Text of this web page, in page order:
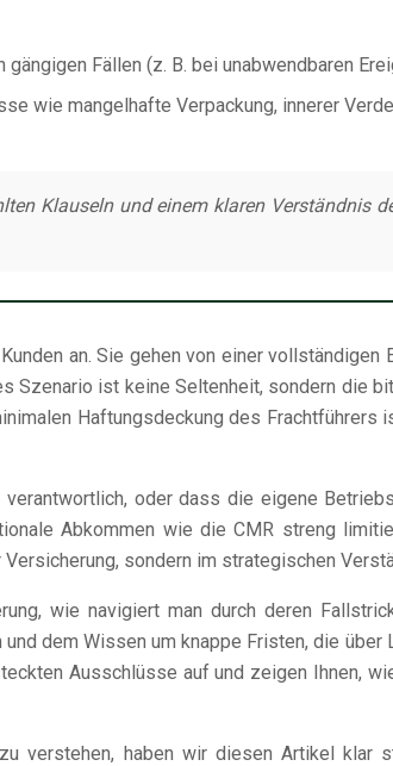
Fällen (z. B. bei unabwendbaren
wie mangelhafte Verpackung, innerer
Klauseln und einem klaren Verständnis
an. Sie gehen von einer vollständigen
Szenario ist keine Seltenheit, sondern die
Haftungsdeckung des Frachtführers
oder dass die eigene
Abkommen wie die CMR streng
sondern im strategischen
wie navigiert man durch deren
dem Wissen um knappe Fristen, die über
Ausschlüsse auf und zeigen Ihnen,
verstehen, haben wir diesen Artikel klar